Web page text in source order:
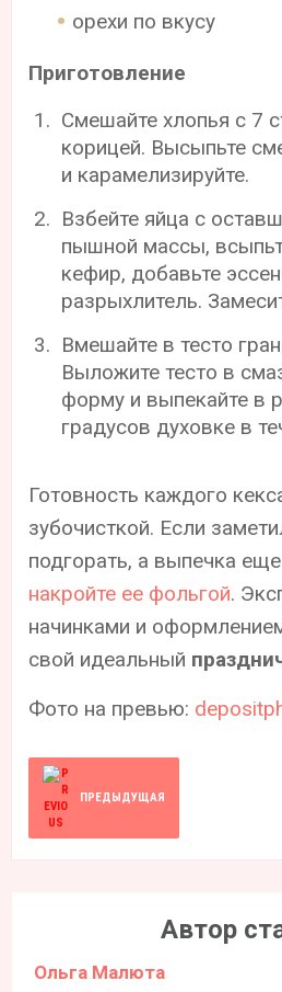
орехи по вкусу
Приготовление
Смешайте хлопья с 7
корицей. Высыпьте
и карамелизируйте.
Взбейте яйца с
пышной массы,
кефир, добавьте
разрыхлитель.
Вмешайте в тесто
Выложите тесто в
форму и выпекайте в
градусов духовке в
Готовность каждого
зубочисткой. Если
подгорать, а выпечка
накройте ее фольгой.
начинками и
свой идеальный
Фото на превью:
ПРЕДЫДУЩАЯ
Автор
Ольга Малюта